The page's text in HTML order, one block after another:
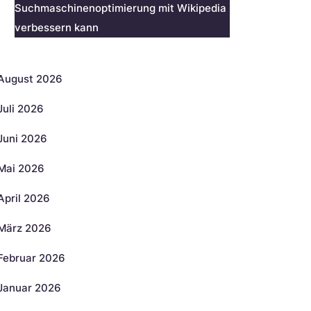
Suchmaschinenoptimierung mit Wikipedia
verbessern kann
2026
2026
2026
2026
2026
2026
2026
2026